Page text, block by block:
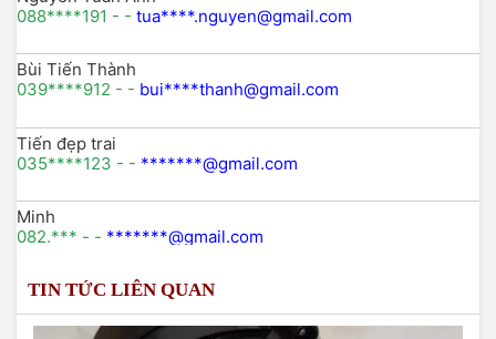
088****191 - - tua****.nguyen@gmail.com
Bùi Tiến Thành
039****912 - - bui****thanh@gmail.com
Tiến đẹp trai
035****123 - - *******@gmail.com
Minh
082.*** - - *******@gmail.com
Lê thị nhung
098xxx746 -lenhungxxxx@gmail.com
TIN TỨC LIÊN QUAN